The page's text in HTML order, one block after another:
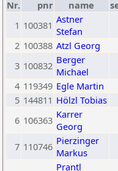
Nr. pnr name
1 100381 Astner
Stefan
2 100388 Atzl Georg
3 100832 Berger
Michael
4 119349 Egle Martin
5 144811 Hölzl Tobias
6 106363 Karrer
Georg
7 110746 Pierzinger
Markus
Prantl